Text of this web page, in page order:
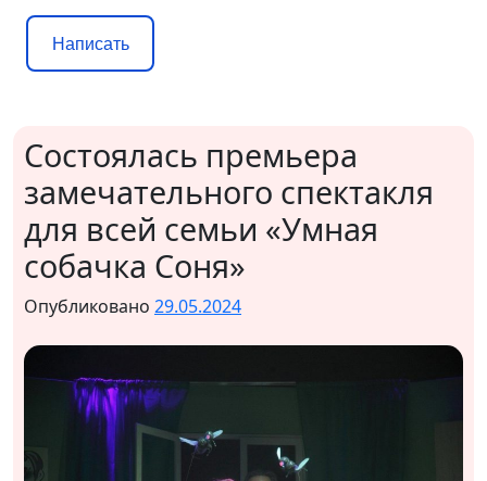
Написать
Состоялась премьера
замечательного спектакля
для всей семьи «Умная
собачка Соня»
Опубликовано 29.05.2024